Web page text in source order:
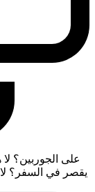
على الجوربين؟ لا
يقصر في السفر؟